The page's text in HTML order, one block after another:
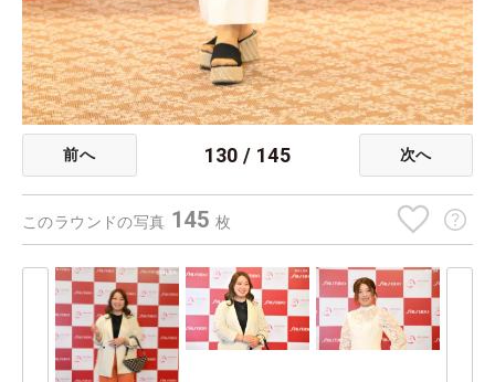
前へ 130 / 145 次へ
このラウンドの写真 145 枚